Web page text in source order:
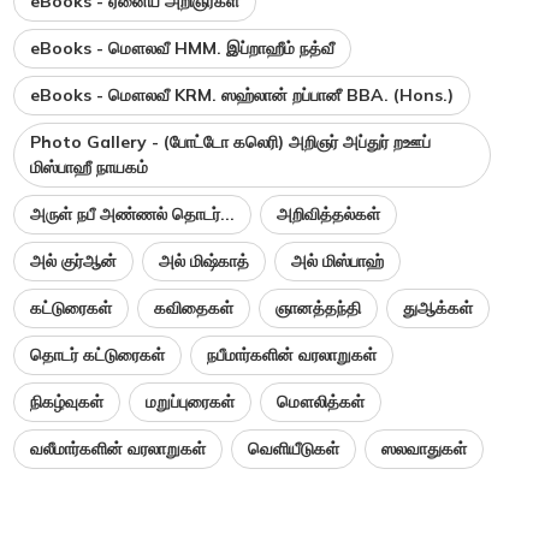
eBooks - மௌலவீ HMM. இப்றாஹீம் நத்வீ
eBooks - மௌலவீ KRM. ஸஹ்லான் றப்பானீ BBA. (Hons.)
Photo Gallery - (போட்டோ கலெரி) அறிஞர் அப்துர் றஊப்
மிஸ்பாஹீ நாயகம்
அருள் நபீ அண்ணல் தொடர்... அறிவித்தல்கள்
அல் குர்ஆன் அல் மிஷ்காத் அல் மிஸ்பாஹ்
கட்டுரைகள் கவிதைகள் ஞானத்தந்தி துஆக்கள்
தொடர் கட்டுரைகள் நபீமார்களின் வரலாறுகள்
நிகழ்வுகள் மறுப்புரைகள் மௌலித்கள்
வலீமார்களின் வரலாறுகள் வெளியீடுகள் ஸலவாதுகள்